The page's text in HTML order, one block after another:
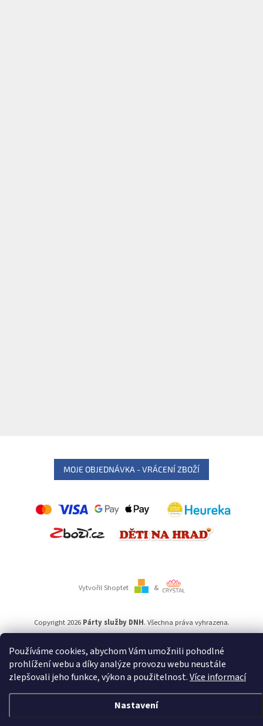
Používáme cookies, abychom Vám umožnili pohodlné
prohlížení webu a díky analýze provozu webu neustále
zlepšovali jeho funkce, výkon a použitelnost.Více informací
Nastavení
MOJE OBJEDNÁVKA - VRÁCENÍ ZBOŽÍ
Vytvořil Shoptet &
Copyright 2026 Párty služby DNH. Všechna práva vyhrazena.
Používámeověření věku Adulto